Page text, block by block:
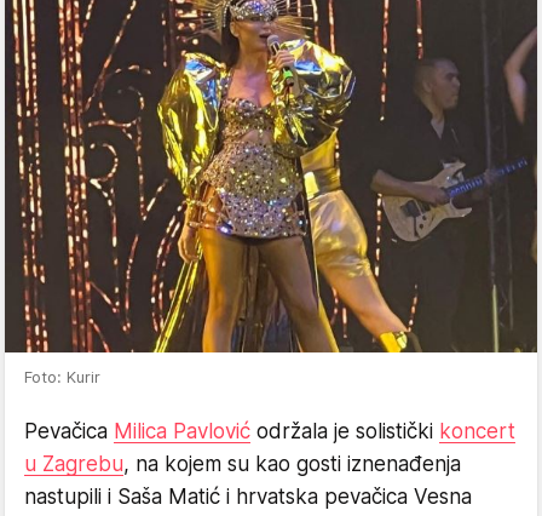
Foto: Kurir
Pevačica Milica Pavlović održala je solistički koncert
u Zagrebu, na kojem su kao gosti iznenađenja
nastupili i Saša Matić i hrvatska pevačica Vesna